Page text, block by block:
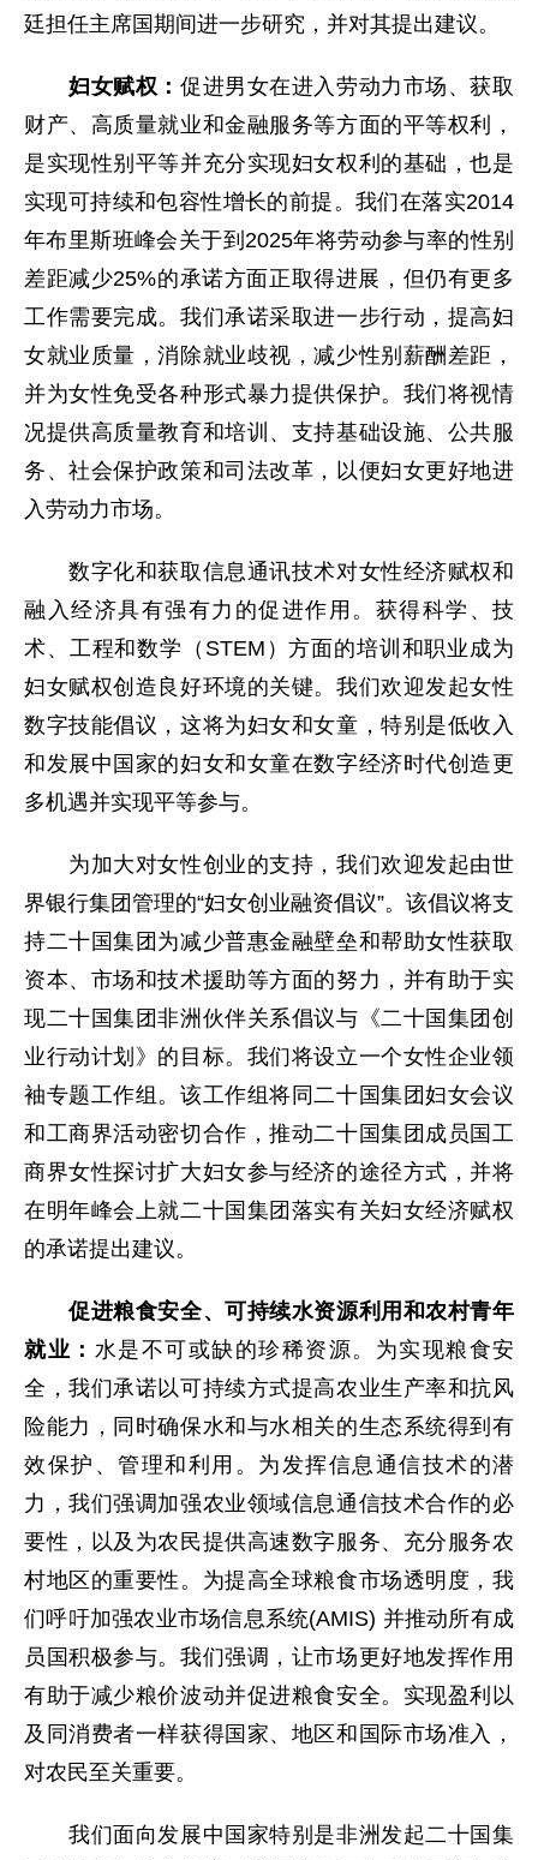
廷担任主席国期间进一步研究，并对其提出建议。
妇女赋权：促进男女在进入劳动力市场、获取
财产、高质量就业和金融服务等方面的平等权利，
是实现性别平等并充分实现妇女权利的基础，也是
实现可持续和包容性增长的前提。我们在落实2014
年布里斯班峰会关于到2025年将劳动参与率的性别
差距减少25%的承诺方面正取得进展，但仍有更多
工作需要完成。我们承诺采取进一步行动，提高妇
女就业质量，消除就业歧视，减少性别薪酬差距，
并为女性免受各种形式暴力提供保护。我们将视情
况提供高质量教育和培训、支持基础设施、公共服
务、社会保护政策和司法改革，以便妇女更好地进
入劳动力市场。
数字化和获取信息通讯技术对女性经济赋权和
融入经济具有强有力的促进作用。获得科学、技
术、工程和数学（STEM）方面的培训和职业成为
妇女赋权创造良好环境的关键。我们欢迎发起女性
数字技能倡议，这将为妇女和女童，特别是低收入
和发展中国家的妇女和女童在数字经济时代创造更
多机遇并实现平等参与。
为加大对女性创业的支持，我们欢迎发起由世
界银行集团管理的“妇女创业融资倡议”。该倡议将支
持二十国集团为减少普惠金融壁垒和帮助女性获取
资本、市场和技术援助等方面的努力，并有助于实
现二十国集团非洲伙伴关系倡议与《二十国集团创
业行动计划》的目标。我们将设立一个女性企业领
袖专题工作组。该工作组将同二十国集团妇女会议
和工商界活动密切合作，推动二十国集团成员国工
商界女性探讨扩大妇女参与经济的途径方式，并将
在明年峰会上就二十国集团落实有关妇女经济赋权
的承诺提出建议。
促进粮食安全、可持续水资源利用和农村青年
就业： 水是不可或缺的珍稀资源。为实现粮食安
全，我们承诺以可持续方式提高农业生产率和抗风
险能力，同时确保水和与水相关的生态系统得到有
效保护、管理和利用。为发挥信息通信技术的潜
力，我们强调加强农业领域信息通信技术合作的必
要性，以及为农民提供高速数字服务、充分服务农
村地区的重要性。为提高全球粮食市场透明度，我
们呼吁加强农业市场信息系统(AMIS) 并推动所有成
员国积极参与。我们强调，让市场更好地发挥作用
有助于减少粮价波动并促进粮食安全。实现盈利以
及同消费者一样获得国家、地区和国际市场准入，
对农民至关重要。
我们面向发展中国家特别是非洲发起二十国集